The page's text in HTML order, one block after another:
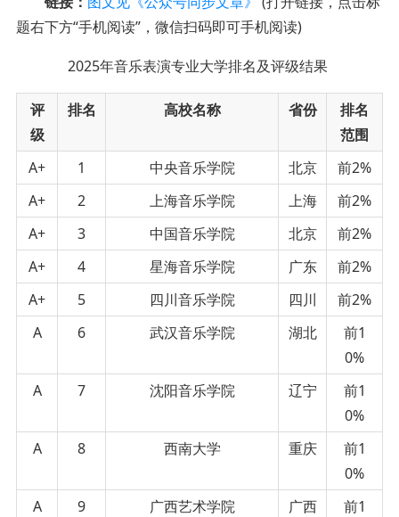
题右下方“手机阅读”，微信扫码即可手机阅读)
2025年音乐表演专业大学排名及评级结果
评
级
排名 高校名称 省份
排名
范围
A+
1 中央音乐学院 北京
前2%
A+
2 上海音乐学院 上海
前2%
A+
3 中国音乐学院 北京
前2%
A+
4 星海音乐学院 广东
前2%
A+
5 四川音乐学院 四川
前2%
A
6 武汉音乐学院 湖北
前1
0%
A
7 沈阳音乐学院 辽宁
前1
0%
A
8 西南大学 重庆
前1
0%
A
9 广西艺术学院 广西
前1